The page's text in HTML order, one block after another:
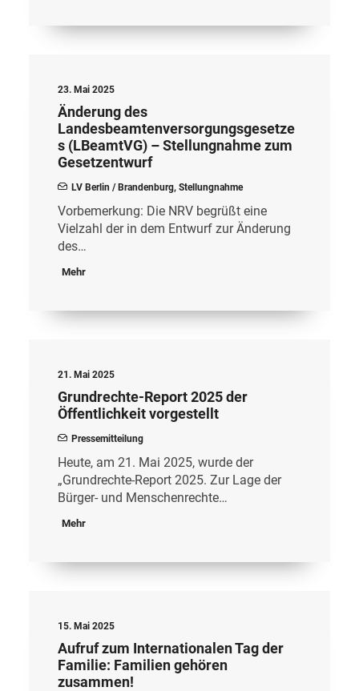
23. Mai 2025
Änderung des
Landesbeamtenversorgungsgesetze
s (LBeamtVG) – Stellungnahme zum
Gesetzentwurf
LV Berlin / Brandenburg, Stellungnahme
Vorbemerkung: Die NRV begrüßt eine
Vielzahl der in dem Entwurf zur Änderung
des…
Mehr
21. Mai 2025
Grundrechte-Report 2025 der
Öffentlichkeit vorgestellt
Pressemitteilung
Heute, am 21. Mai 2025, wurde der
„Grundrechte-Report 2025. Zur Lage der
Bürger- und Menschenrechte…
Mehr
15. Mai 2025
Aufruf zum Internationalen Tag der
Familie: Familien gehören
zusammen!